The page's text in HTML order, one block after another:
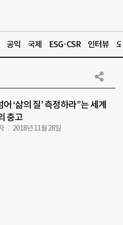
공익 국제 ESG·CSR 인터뷰
‘삶의 질’ 측정하라”는 세계
충고
2018년 11월 28일